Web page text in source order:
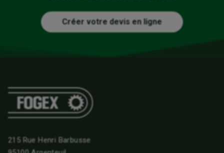
Créer votre devis en ligne
215 Rue Henri Barbusse